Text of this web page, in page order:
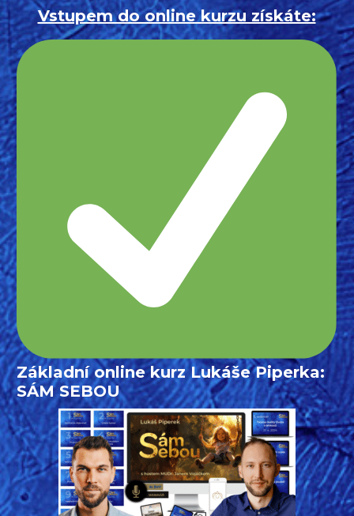
Vstupem do online kurzu získáte:
Základní online kurz Lukáše Piperka:
SÁM SEBOU